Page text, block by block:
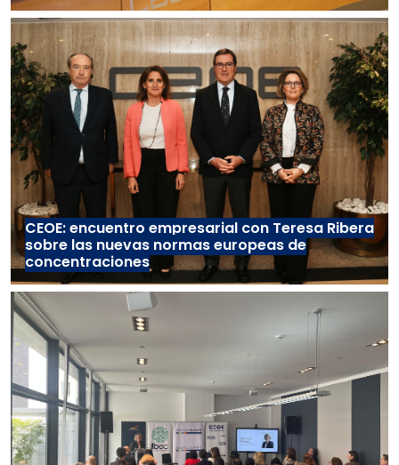
CEOE: encuentro empresarial con Teresa Ribera
sobre las nuevas normas europeas de
concentraciones